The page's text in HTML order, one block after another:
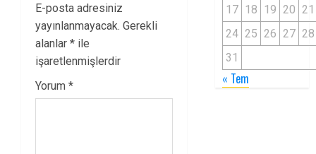
E-posta adresiniz
yayınlanmayacak. Gerekli
alanlar * ile
işaretlenmişlerdir
Yorum *
17 18 19 20 21
24 25 26 27 28
31
« Tem